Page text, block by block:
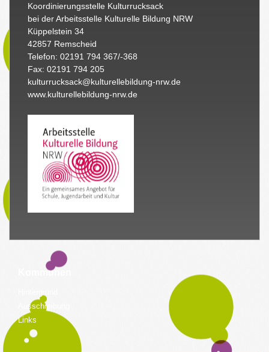
Koordinierungsstelle Kulturrucksack
bei der Arbeitsstelle Kulturelle Bildung NRW
Küppelstein 34
42857 Remscheid
Telefon: 02191 794 367/-368
Fax: 02191 794 205
kulturrucksack@kulturellebildung-nrw.de
www.kulturellebildung-nrw.de
Kommunen
Ausschreibung
Links